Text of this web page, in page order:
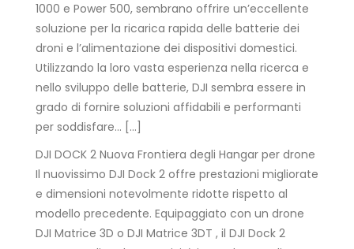
1000 e Power 500, sembrano offrire un’eccellente
soluzione per la ricarica rapida delle batterie dei
droni e l’alimentazione dei dispositivi domestici.
Utilizzando la loro vasta esperienza nella ricerca e
nello sviluppo delle batterie, DJI sembra essere in
grado di fornire soluzioni affidabili e performanti
per soddisfare… […]
DJI DOCK 2 Nuova Frontiera degli Hangar per drone
Il nuovissimo DJI Dock 2 offre prestazioni migliorate
e dimensioni notevolmente ridotte rispetto al
modello precedente. Equipaggiato con un drone
DJI Matrice 3D o DJI Matrice 3DT , il DJI Dock 2